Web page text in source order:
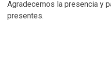
Agradecemos la presencia y
presentes.